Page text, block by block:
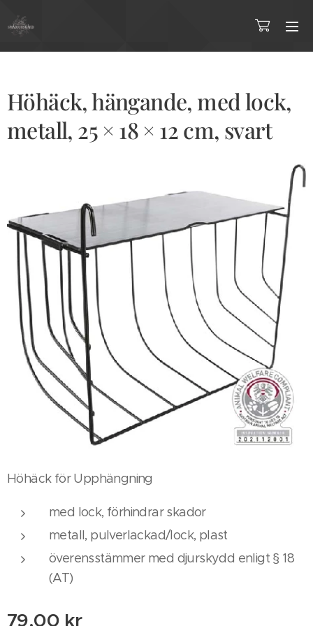
Höhäck, hängande, med lock,
metall, 25 × 18 × 12 cm, svart
Höhäck för Upphängning
med lock, förhindrar skador
metall, pulverlackad/lock, plast
överensstämmer med djurskydd enligt § 18
(AT)
79,00 kr